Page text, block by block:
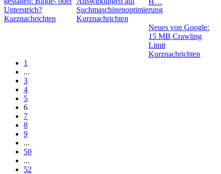
Unterstrich?
Kurznachrichten
Suchmaschinenoptimierung
Kurznachrichten
Neues von Google:
15 MB Crawling
Limit
Kurznachrichten
1
...
3
4
5
6
7
8
9
...
50
...
52